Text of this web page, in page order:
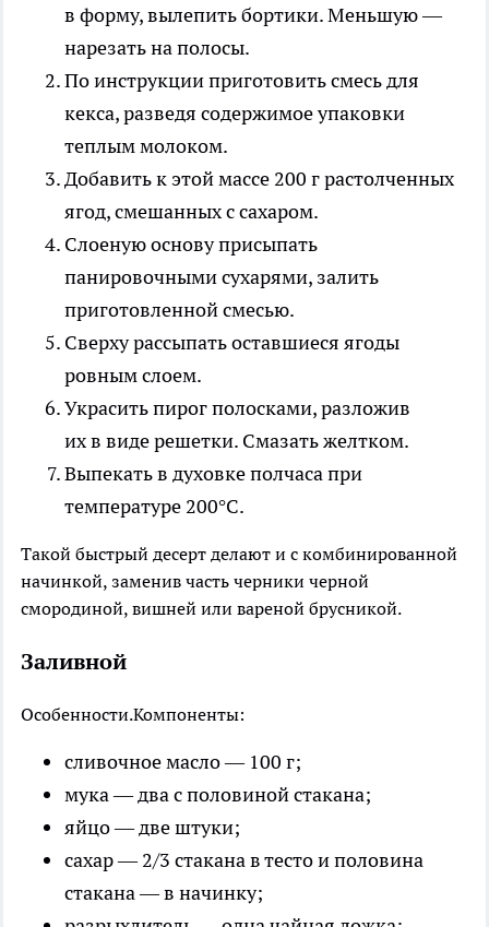
в форму, вылепить бортики. Меньшую —
нарезать на полосы.
По инструкции приготовить смесь для
кекса, разведя содержимое упаковки
теплым молоком.
Добавить к этой массе 200 г растолченных
ягод, смешанных с сахаром.
Слоеную основу присыпать
панировочными сухарями, залить
приготовленной смесью.
Сверху рассыпать оставшиеся ягоды
ровным слоем.
Украсить пирог полосками, разложив
их в виде решетки. Смазать желтком.
Выпекать в духовке полчаса при
температуре 200°С.
Такой быстрый десерт делают и с комбинированной
начинкой, заменив часть черники черной
смородиной, вишней или вареной брусникой.
Заливной
Особенности.Компоненты:
сливочное масло — 100 г;
мука — два с половиной стакана;
яйцо — две штуки;
сахар — 2/3 стакана в тесто и половина
стакана — в начинку;